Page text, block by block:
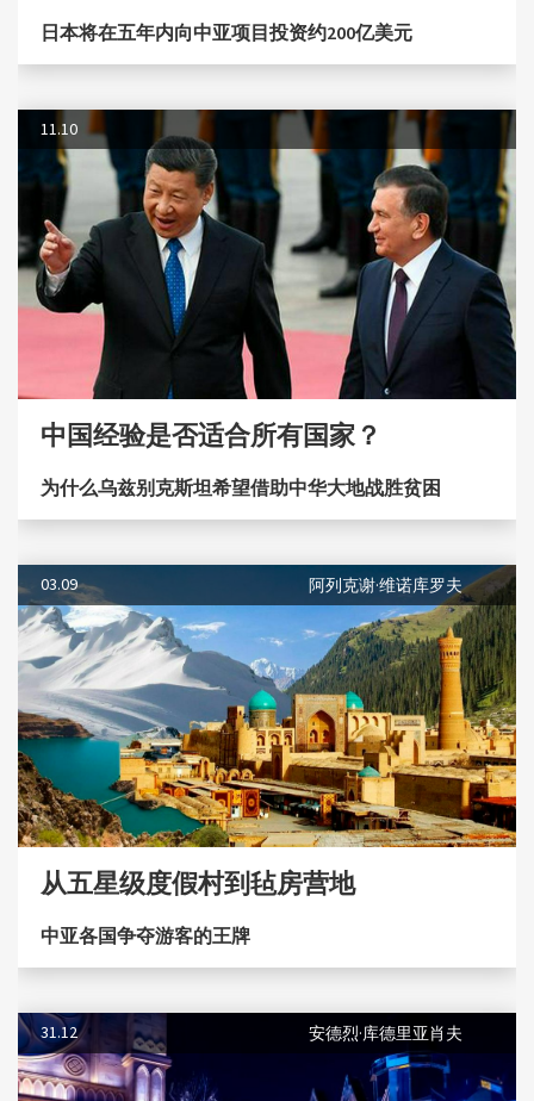
日本将在五年内向中亚项目投资约200亿美元
11.10
中国经验是否适合所有国家？
为什么乌兹别克斯坦希望借助中华大地战胜贫困
03.09 阿列克谢·维诺库罗夫
从五星级度假村到毡房营地
中亚各国争夺游客的王牌
31.12 安德烈·库德里亚肖夫